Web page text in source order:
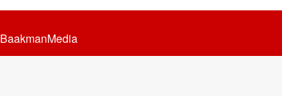
BaakmanMedia